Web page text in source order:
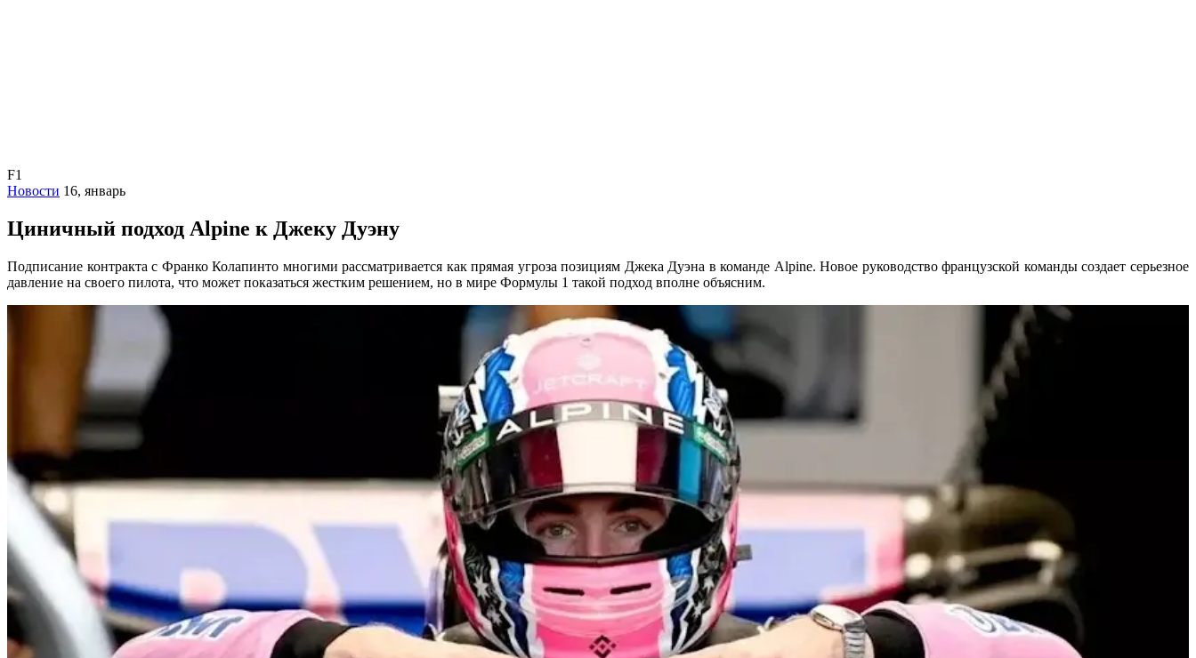
F1
Новости 16, январь
Циничный подход Alpine к Джеку Дуэну
Подписание контракта с Франко Колапинто многими рассматривается как прямая угроза позициям Джека Дуэна в команде Alpine. Новое руководство французской команды создает серьезное
давление на своего пилота, что может показаться жестким решением, но в мире Формулы 1 такой подход вполне объясним.